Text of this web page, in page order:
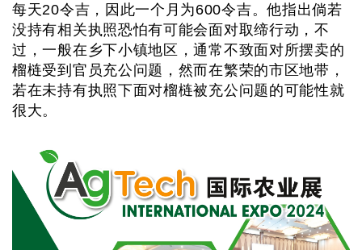
每天20令吉，因此一个月为600令吉。他指出倘若
没持有相关执照恐怕有可能会面对取缔行动，不
过，一般在乡下小镇地区，通常不致面对所摆卖的
榴梿受到官员充公问题，然而在繁荣的市区地带，
若在未持有执照下面对榴梿被充公问题的可能性就
很大。